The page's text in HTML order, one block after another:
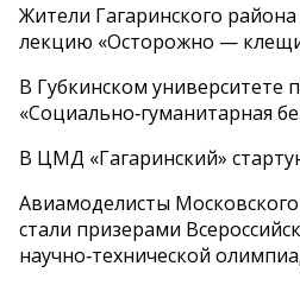
Жители Гагаринского
лекцию «Осторожно —
В Губкинском университете
«Социально‑гуманитарная
В ЦМД «Гагаринский»
Авиамоделисты
стали призерами
научно‑технической